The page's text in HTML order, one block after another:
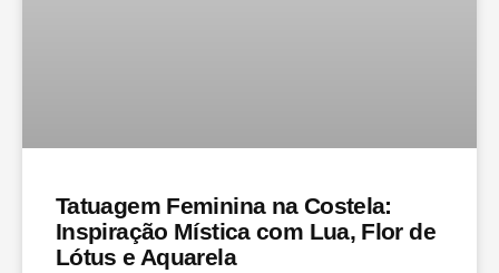
Tatuagem Feminina na Costela:
Inspiração Mística com Lua, Flor de
Lótus e Aquarela